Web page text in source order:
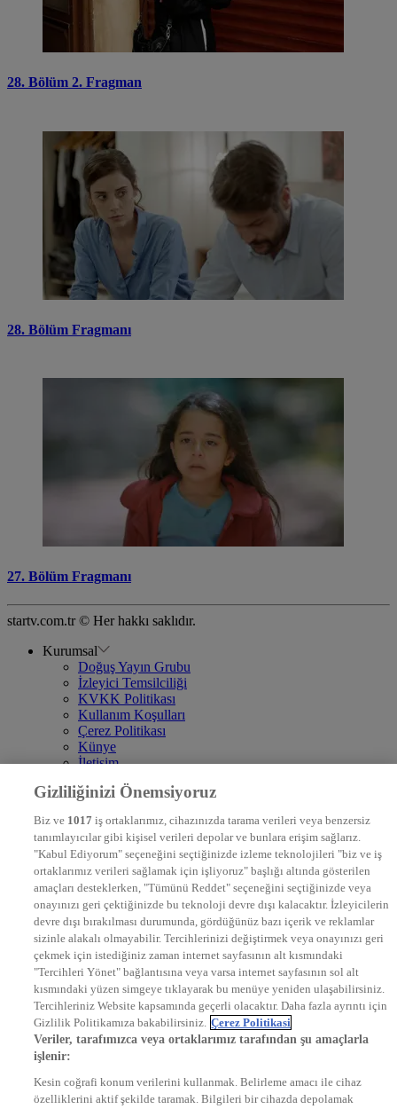
28. Bölüm 2. Fragman
28. Bölüm Fragmanı
27. Bölüm Fragmanı
startv.com.tr © Her hakkı saklıdır.
Kurumsal
Doğuş Yayın Grubu
İzleyici Temsilciliği
KVKK Politikası
Kullanım Koşulları
Çerez Politikası
Künye
İletişim
DYG Televizyonlar
STAR
EURO STAR
KRAL POP TV
DYG Radyolar
NTV RADYO
KRAL FM
KRAL POP
EKSEN
VOYAGE
DYG Dijital
ntv.com.tr
ntvspor.net
secim.ntv.com.tr
startv.com.tr
kralmuzik.com.tr
Gizliliğinizi Önemsiyoruz
Biz ve 1017 iş ortaklarımız, cihazınızda tarama verileri veya benzersiz
tanımlayıcılar gibi kişisel verileri depolar ve bunlara erişim sağlarız.
"Kabul Ediyorum" seçeneğini seçtiğinizde izleme teknolojileri "biz ve iş
ortaklarımız verileri sağlamak için işliyoruz" başlığı altında gösterilen
amaçları desteklerken, "Tümünü Reddet" seçeneğini seçtiğinizde veya
onayınızı geri çektiğinizde bu teknoloji devre dışı kalacaktır. İzleyicilerin
devre dışı bırakılması durumunda, gördüğünüz bazı içerik ve reklamlar
sizinle alakalı olmayabilir. Tercihlerinizi değiştirmek veya onayınızı geri
çekmek için istediğiniz zaman internet sayfasının alt kısmındaki
"Tercihleri Yönet" bağlantısına veya varsa internet sayfasının sol alt
kısmındaki yüzen simgeye tıklayarak bu menüye yeniden ulaşabilirsiniz.
Tercihleriniz Website kapsamında geçerli olacaktır. Daha fazla ayrıntı için
Gizlilik Politikamıza bakabilirsiniz. Çerez Politikasi
Veriler, tarafımızca veya ortaklarımız tarafından şu amaçlarla
işlenir:
Kesin coğrafi konum verilerini kullanmak. Belirleme amacı ile cihaz
özelliklerini aktif şekilde taramak. Bilgileri bir cihazda depolamak